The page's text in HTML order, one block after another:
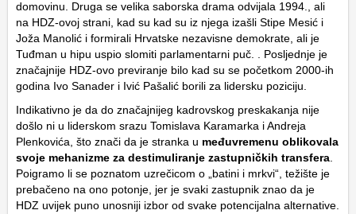
domovinu. Druga se velika saborska drama odvijala 1994., ali
na HDZ-ovoj strani, kad su kad su iz njega izašli Stipe Mesić i
Joža Manolić i formirali Hrvatske nezavisne demokrate, ali je
Tuđman u hipu uspio slomiti parlamentarni puč. . Posljednje je
značajnije HDZ-ovo previranje bilo kad su se početkom 2000-ih
godina Ivo Sanader i Ivić Pašalić borili za lidersku poziciju.
Indikativno je da do značajnijeg kadrovskog preskakanja nije
došlo ni u liderskom srazu Tomislava Karamarka i Andreja
Plenkovića, što znači da je stranka u međuvremenu oblikovala
svoje mehanizme za destimuliranje zastupničkih transfera
Poigramo li se poznatom uzrečicom o „batini i mrkvi“, težište je
prebačeno na ono potonje, jer je svaki zastupnik znao da je
HDZ uvijek puno unosniji izbor od svake potencijalna alternative.